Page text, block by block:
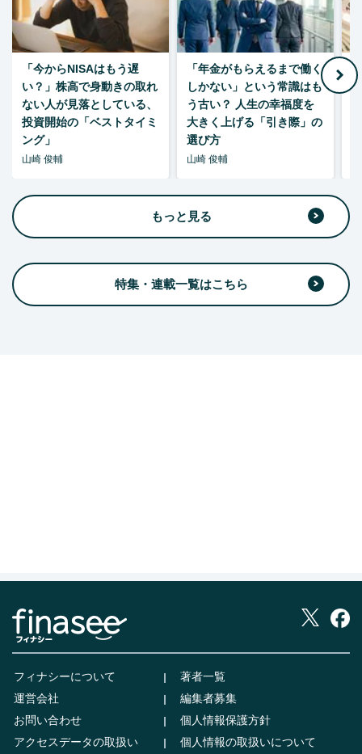
「今からNISAはもう遅
い？」株高で身動きの取れ
ない人が見落としている、
投資開始の「ベストタイミ
ング」
山崎 俊輔
「年金がもらえるまで働く
しかない」という常識はも
う古い？ 人生の幸福度を
大きく上げる「引き際」の
選び方
山崎 俊輔
もっと見る
特集・連載一覧はこちら
フィナシーについて
著者一覧
運営会社
編集者募集
お問い合わせ
個人情報保護方針
アクセスデータの取扱い
個人情報の取扱いについて